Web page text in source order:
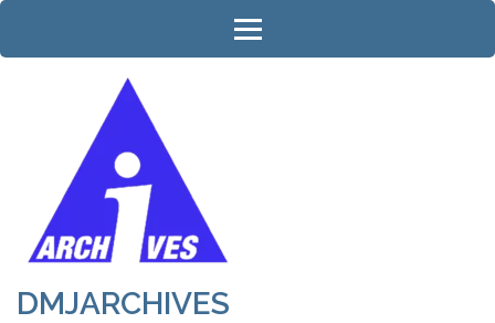
Aller
contenu
DMJARCHIVES